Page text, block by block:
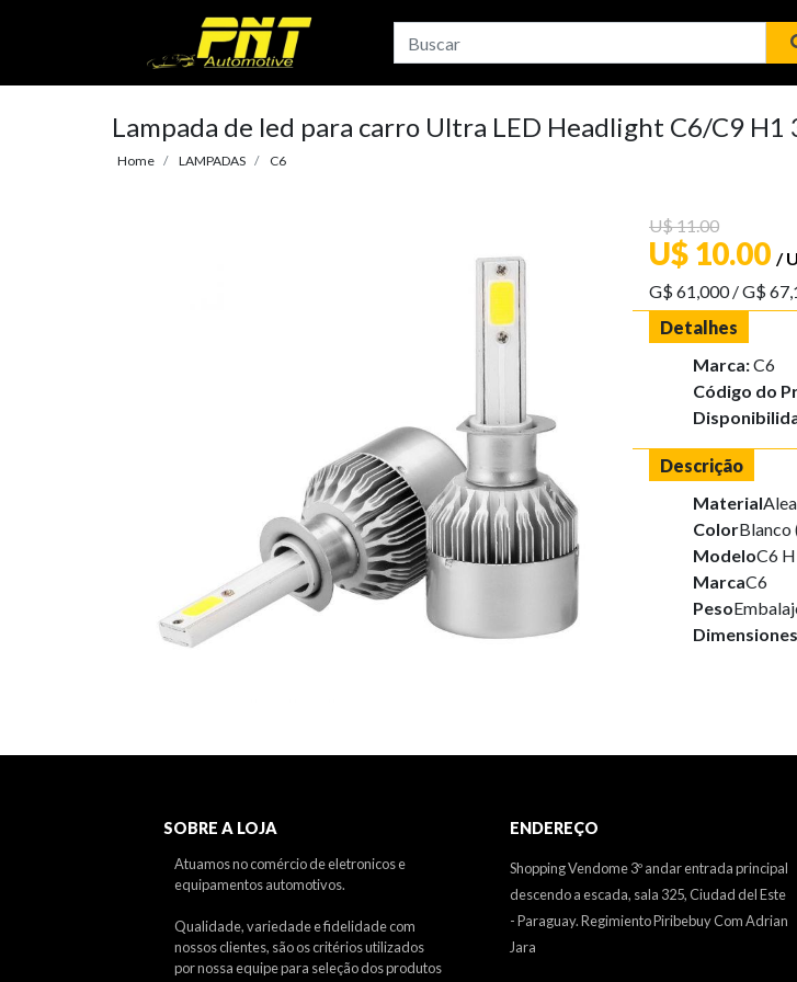
Lampada de led para carro Ultra LED Headlight C6/C9
Home LAMPADAS C6
U$ 11.00
U$ 10.00 /
G$ 61,000/ G$
Detalhes
Marca:C6
Código do
Descrição
Material
ColorBlanco
ModeloC6
MarcaC6
Peso
Dimensiones
SOBRE A LOJA
Atuamos no comércio de eletronicos e
equipamentos automotivos.
Qualidade, variedade e fidelidade com
nossos clientes, são os critérios utilizados
por nossa equipe para seleção dos produtos
ENDEREÇO
Shopping Vendome 3º andar entrada principal
descendo a escada, sala 325, Ciudad del Este
- Paraguay. Regimiento Piribebuy Com Adrian
Jara